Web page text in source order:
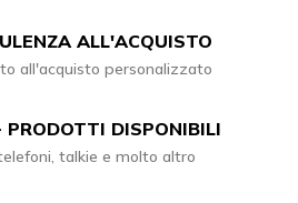
ALL'ACQUISTO
all'acquisto personalizzato
PRODOTTI DISPONIBILI
talkie e molto altro